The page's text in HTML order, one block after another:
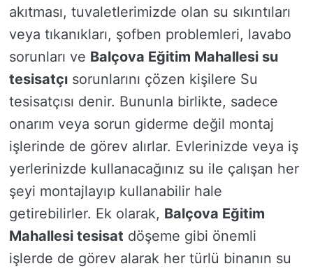
akıtması, tuvaletlerimizde olan su sıkıntıları
veya tıkanıkları, şofben problemleri, lavabo
sorunları ve Balçova Eğitim Mahallesi su
tesisatçı sorunlarını çözen kişilere Su
tesisatçısı denir. Bununla birlikte, sadece
onarım veya sorun giderme değil montaj
işlerinde de görev alırlar. Evlerinizde veya iş
yerlerinizde kullanacağınız su ile çalışan her
şeyi montajlayıp kullanabilir hale
getirebilirler. Ek olarak, Balçova Eğitim
Mahallesi tesisat döşeme gibi önemli
işlerde de görev alarak her türlü binanın su